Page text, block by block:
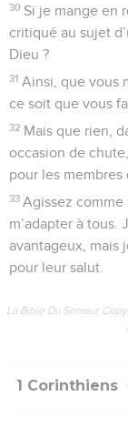
30 Si je mange en
critiqué au sujet
Dieu ?
31 Ainsi, que vous
ce soit que vous
32 Mais que rien,
occasion de
pour les membres
33 Agissez comme
m’adapter à tous.
avantageux, mais
pour leur salut.
La Bible Du Semeur
1 Corinthiens